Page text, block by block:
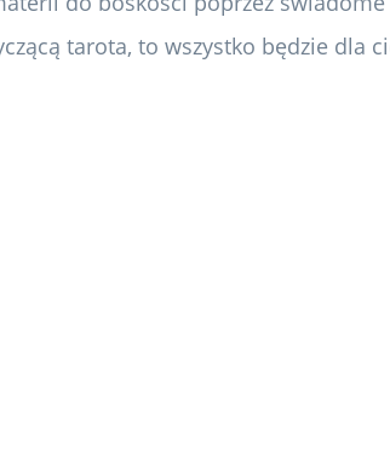
tarota, to wszystko będzie dla